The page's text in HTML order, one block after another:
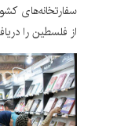
سفارتخانه‌های
از فلسطین را